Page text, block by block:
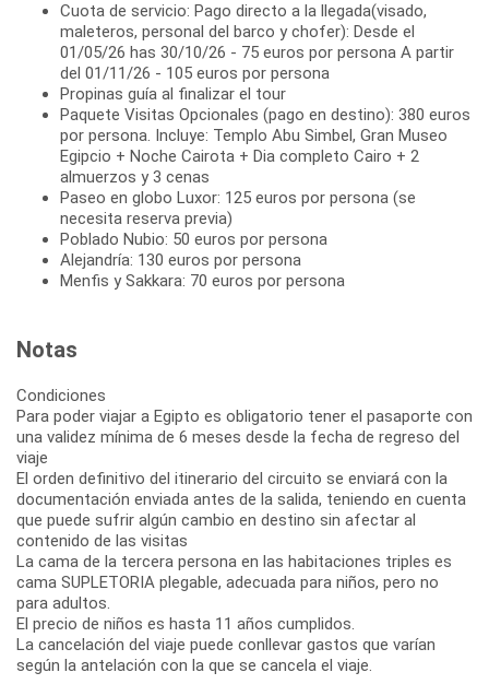
Cuota de servicio: Pago directo a la llegada(visado,
maleteros, personal del barco y chofer): Desde el
01/05/26 has 30/10/26 - 75 euros por persona A partir
del 01/11/26 - 105 euros por persona
Propinas guía al finalizar el tour
Paquete Visitas Opcionales (pago en destino): 380 euros
por persona. Incluye: Templo Abu Simbel, Gran Museo
Egipcio + Noche Cairota + Dia completo Cairo + 2
almuerzos y 3 cenas
Paseo en globo Luxor: 125 euros por persona (se
necesita reserva previa)
Poblado Nubio: 50 euros por persona
Alejandría: 130 euros por persona
Menfis y Sakkara: 70 euros por persona
Notas
Condiciones
Para poder viajar a Egipto es obligatorio tener el pasaporte con
una validez mínima de 6 meses desde la fecha de regreso del
viaje
El orden definitivo del itinerario del circuito se enviará con la
documentación enviada antes de la salida, teniendo en cuenta
que puede sufrir algún cambio en destino sin afectar al
contenido de las visitas
La cama de la tercera persona en las habitaciones triples es
cama SUPLETORIA plegable, adecuada para niños, pero no
para adultos.
El precio de niños es hasta 11 años cumplidos.
La cancelación del viaje puede conllevar gastos que varían
según la antelación con la que se cancela el viaje.